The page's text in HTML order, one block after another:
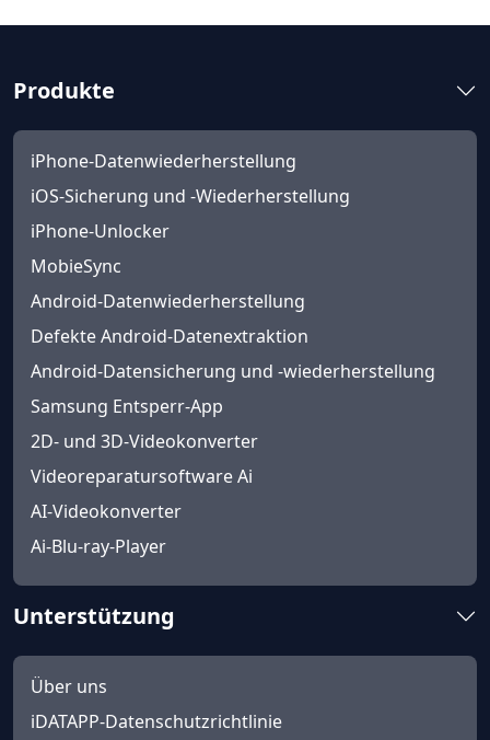
Produkte
iPhone-Datenwiederherstellung
iOS-Sicherung und -Wiederherstellung
iPhone-Unlocker
MobieSync
Android-Datenwiederherstellung
Defekte Android-Datenextraktion
Android-Datensicherung und -wiederherstellung
Samsung Entsperr-App
2D- und 3D-Videokonverter
Videoreparatursoftware Ai
AI-Videokonverter
Ai-Blu-ray-Player
Unterstützung
Über uns
iDATAPP-Datenschutzrichtlinie